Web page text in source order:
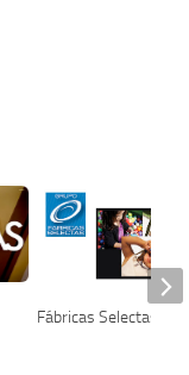
Fábricas Selectas